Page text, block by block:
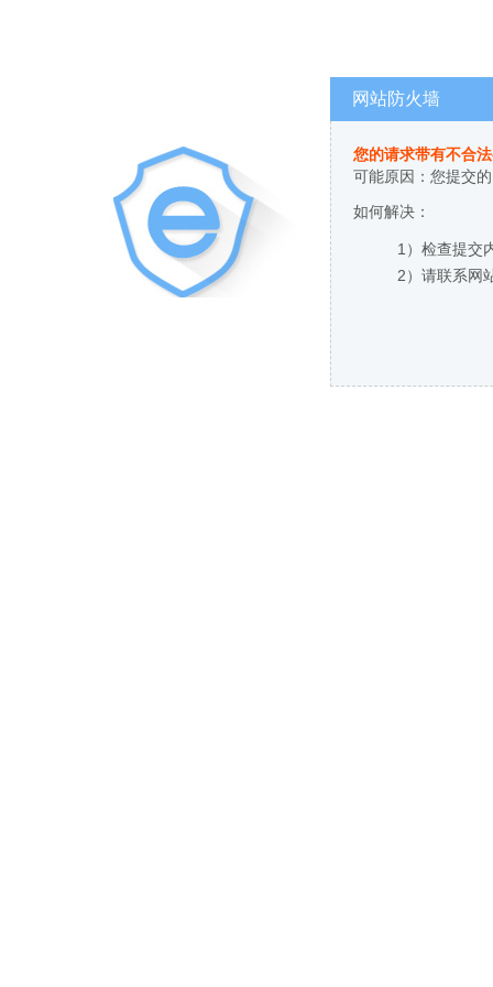
网站防火墙
您的请求带有不合
可能原因：您提交
如何解决：
1）检查提交
2）请联系网